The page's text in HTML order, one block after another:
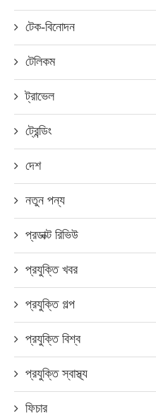
টেক-বিনোদন
টেলিকম
ট্রাভেল
ট্রেন্ডিং
দেশ
নতুন পন্য
প্রডাক্ট রিভিউ
প্রযুক্তি খবর
প্রযুক্তি গল্প
প্রযুক্তি বিশ্ব
প্রযুক্তি স্বাস্থ্য
ফিচার